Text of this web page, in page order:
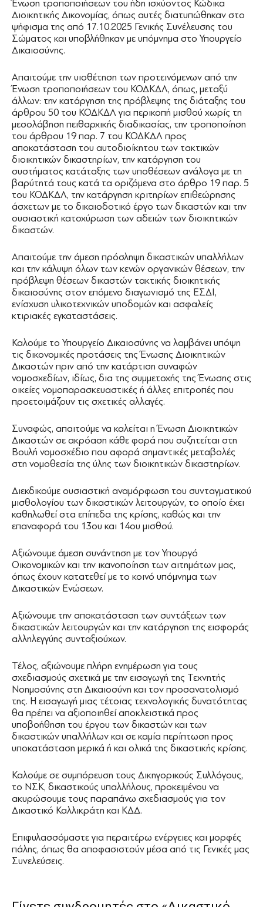
Ένωση τροποποιήσεων του ήδη ισχύοντος Κώδικα
Διοικητικής Δικονομίας, όπως αυτές διατυπώθηκαν στο
ψήφισμα της από 17.10.2025 Γενικής Συνέλευσης του
Σώματος και υποβλήθηκαν με υπόμνημα στο Υπουργείο
Δικαιοσύνης.
Απαιτούμε την υιοθέτηση των προτεινόμενων από την
Ένωση τροποποιήσεων του ΚΟΔΚΔΛ, όπως, μεταξύ
άλλων: την κατάργηση της πρόβλεψης της διάταξης του
άρθρου 50 του ΚΟΔΚΔΛ για περικοπή μισθού χωρίς τη
μεσολάβηση πειθαρχικής διαδικασίας, την τροποποίηση
του άρθρου 19 παρ. 7 του ΚΟΔΚΔΛ προς
αποκατάσταση του αυτοδιοίκητου των τακτικών
διοικητικών δικαστηρίων, την κατάργηση του
συστήματος κατάταξης των υποθέσεων ανάλογα με τη
βαρύτητά τους κατά τα οριζόμενα στο άρθρο 19 παρ. 5
του ΚΟΔΚΔΛ, την κατάργηση κριτηρίων επιθεώρησης
άσχετων με το δικαιοδοτικό έργο των δικαστών και την
ουσιαστική κατοχύρωση των αδειών των διοικητικών
δικαστών.
Απαιτούμε την άμεση πρόσληψη δικαστικών υπαλλήλων
και την κάλυψη όλων των κενών οργανικών θέσεων, την
πρόβλεψη θέσεων δικαστών τακτικής διοικητικής
δικαιοσύνης στον επόμενο διαγωνισμό της ΕΣΔΙ,
ενίσχυση υλικοτεχνικών υποδομών και ασφαλείς
κτιριακές εγκαταστάσεις.
Καλούμε το Υπουργείο Δικαιοσύνης να λαμβάνει υπόψη
τις δικονομικές προτάσεις της Ένωσης Διοικητικών
Δικαστών πριν από την κατάρτιση συναφών
νομοσχεδίων, ιδίως, δια της συμμετοχής της Ένωσης στις
οικείες νομοπαρασκευαστικές ή άλλες επιτροπές που
προετοιμάζουν τις σχετικές αλλαγές.
Συναφώς, απαιτούμε να καλείται η Ένωση Διοικητικών
Δικαστών σε ακρόαση κάθε φορά που συζητείται στη
Βουλή νομοσχέδιο που αφορά σημαντικές μεταβολές
στη νομοθεσία της ύλης των διοικητικών δικαστηρίων.
Διεκδικούμε ουσιαστική αναμόρφωση του συνταγματικού
μισθολογίου των δικαστικών λειτουργών, το οποίο έχει
καθηλωθεί στα επίπεδα της κρίσης, καθώς και την
επαναφορά του 13ου και 14ου μισθού.
Αξιώνουμε άμεση συνάντηση με τον Υπουργό
Οικονομικών και την ικανοποίηση των αιτημάτων μας,
όπως έχουν κατατεθεί με το κοινό υπόμνημα των
Δικαστικών Ενώσεων.
Αξιώνουμε την αποκατάσταση των συντάξεων των
δικαστικών λειτουργών και την κατάργηση της εισφοράς
αλληλεγγύης συνταξιούχων.
Τέλος, αξιώνουμε πλήρη ενημέρωση για τους
σχεδιασμούς σχετικά με την εισαγωγή της Τεχνητής
Νοημοσύνης στη Δικαιοσύνη και τον προσανατολισμό
της. Η εισαγωγή μιας τέτοιας τεχνολογικής δυνατότητας
θα πρέπει να αξιοποιηθεί αποκλειστικά προς
υποβοήθηση του έργου των δικαστών και των
δικαστικών υπαλλήλων και σε καμία περίπτωση προς
υποκατάσταση μερικά ή και ολικά της δικαστικής κρίσης.
Καλούμε σε συμπόρευση τους Δικηγορικούς Συλλόγους,
το ΝΣΚ, δικαστικούς υπαλλήλους, προκειμένου να
ακυρώσουμε τους παραπάνω σχεδιασμούς για τον
Δικαστικό Καλλικράτη και ΚΔΔ.
Επιφυλασσόμαστε για περαιτέρω ενέργειες και μορφές
πάλης, όπως θα αποφασιστούν μέσα από τις Γενικές μας
Συνελεύσεις.